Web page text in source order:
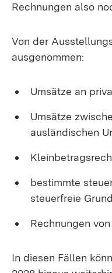
Rechnungen also
Von der
ausgenommen:
Umsätze an
Umsätze
ausländischen
bestimmte
steuerfreie
Rechnungen
In diesen Fällen